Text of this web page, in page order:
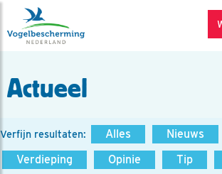
Actueel
Verfijn resultaten: Alles Nieuws
Verdieping
Opinie Tip